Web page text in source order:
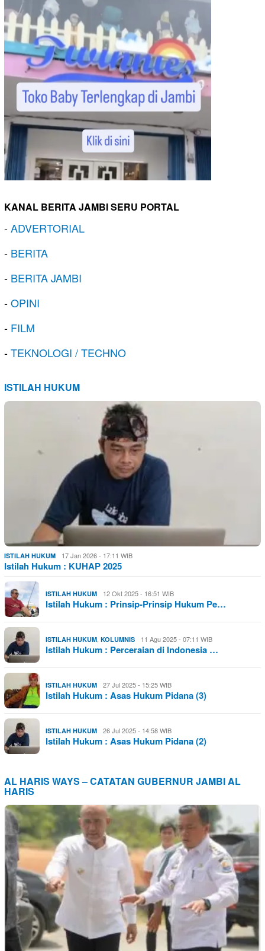
KANAL BERITA JAMBI SERU PORTAL
-ADVERTORIAL
- BERITA
- BERITA JAMBI
-OPINI
- FILM
-TEKNOLOGI / TECHNO
ISTILAH HUKUM
ISTILAH HUKUM 17 Jan 2026 - 17:11 WIB
Istilah Hukum : KUHAP 2025
ISTILAH HUKUM 12 Okt 2025 - 16:51 WIB
Istilah Hukum : Prinsip-Prinsip Hukum Pe…
ISTILAH HUKUM, KOLUMNIS 11 Agu 2025 - 07:11 WIB
Istilah Hukum : Perceraian di Indonesia …
ISTILAH HUKUM 27 Jul 2025 - 15:25 WIB
Istilah Hukum : Asas Hukum Pidana (3)
ISTILAH HUKUM 26 Jul 2025 - 14:58 WIB
Istilah Hukum : Asas Hukum Pidana (2)
AL HARIS WAYS – CATATAN GUBERNUR JAMBI AL
HARIS